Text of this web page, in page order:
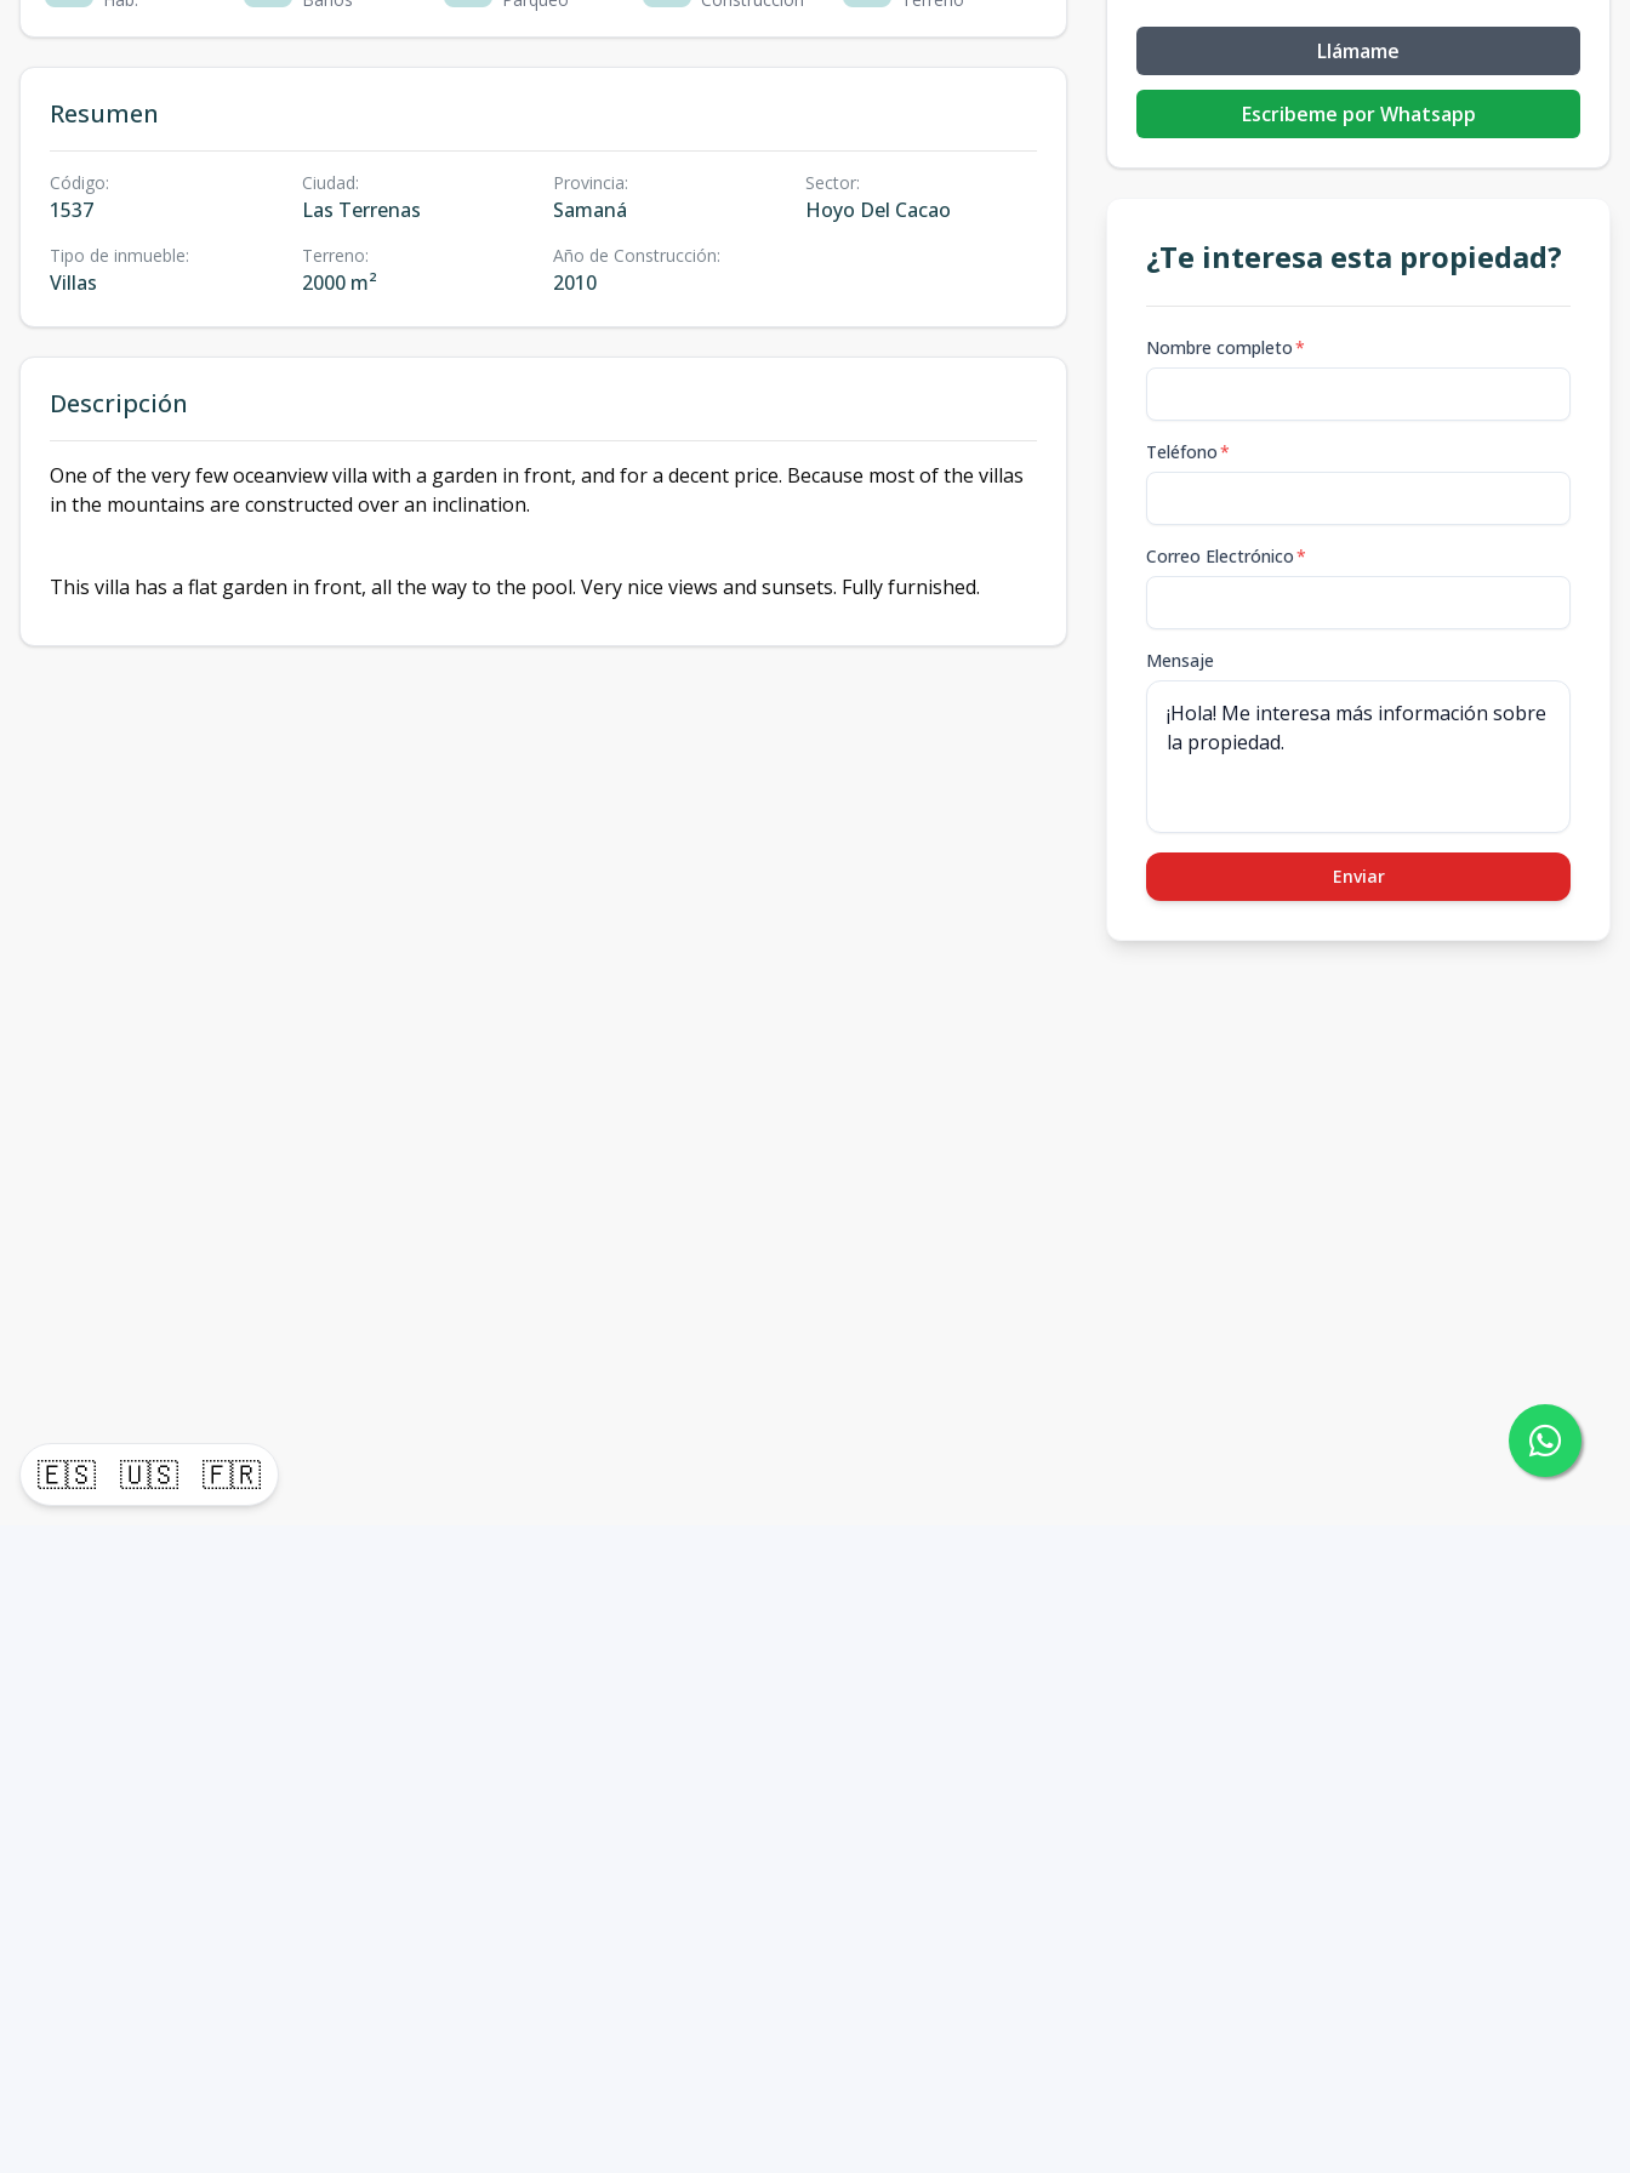
🇪🇸 🇺🇸 🇫🇷
Resumen
Código:
1537
Ciudad:
Las Terrenas
Provincia:
Samaná
Sector:
Hoyo Del Cacao
Tipo de inmueble:
Villas
Terreno:
2000 m²
Año de Construcción:
2010
Descripción
One of the very few oceanview villa with a garden in front, and for a decent price. Because most of the villas
in the mountains are constructed over an inclination.
This villa has a flat garden in front, all the way to the pool. Very nice views and sunsets. Fully furnished.
Llámame
Escribeme por Whatsapp
¿Te interesa esta propiedad?
Nombre completo*
Teléfono*
Correo Electrónico*
Mensaje
Enviar